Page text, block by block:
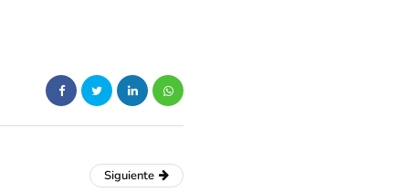
Siguiente